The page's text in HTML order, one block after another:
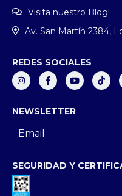
Visita nuestro Blog!
Av. San Martín 2384,
REDES SOCIALES
NEWSLETTER
SEGURIDAD Y